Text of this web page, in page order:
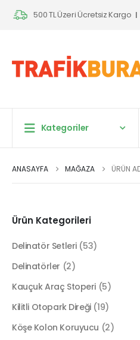
500 TL Üzeri Ücretsiz Kargo |
Kategoriler
ANASAYFA MAĞAZA ÜRÜN
Ürün Kategorileri
Delinatör Setleri (53)
Delinatörler (2)
Kauçuk Araç Stoperi (5)
Kilitli Otopark Direği (19)
Köşe Kolon Koruyucu (2)